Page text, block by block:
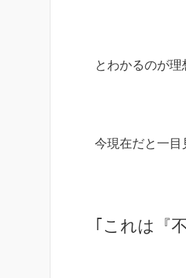
とわかるのが理
今現在だと一目
｢これは『